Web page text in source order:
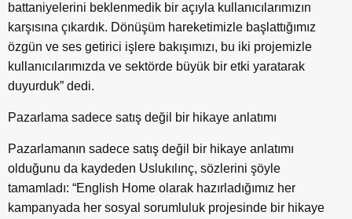
battaniyelerini beklenmedik bir açıyla kullanıcılarımızın
karşısına çıkardık. Dönüşüm hareketimizle başlattığımız
özgün ve ses getirici işlere bakışımızı, bu iki projemizle
kullanıcılarımızda ve sektörde büyük bir etki yaratarak
duyurduk” dedi.
Pazarlama sadece satış değil bir hikaye anlatımı
Pazarlamanın sadece satış değil bir hikaye anlatımı
olduğunu da kaydeden Uslukılınç, sözlerini şöyle
tamamladı: “English Home olarak hazırladığımız her
kampanyada her sosyal sorumluluk projesinde bir hikaye